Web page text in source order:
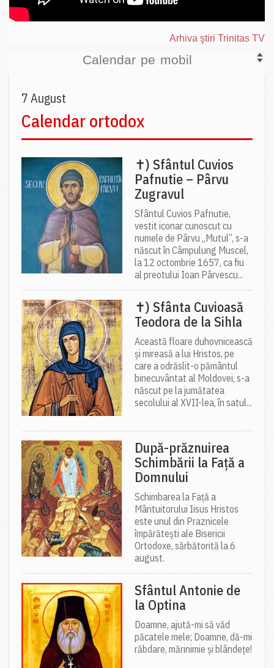
Arhiva ştiri Trinitas TV
Calendar pe mobil
7 August
Calendar ortodox
✝) Sfântul Cuvios
Pafnutie – Pârvu
Zugravul
Sfântul Cuvios Pafnutie,
vestit iconar cunoscut cu
numele de Pârvu „Mutul”, s-a
născut în Câmpulung Muscel,
la 12 octombrie 1657, ca fiu
al preotului Ioan Pârvescu...
✝) Sfânta Cuvioasă
Teodora de la Sihla
Această floare duhovnicească
și mireasă a lui Hristos, pe
care a odrăslit-o pământul
binecuvântat al Moldovei, s-a
născut pe la jumătatea
secolului al XVII-lea, în satul...
După-prăznuirea
Schimbării la Față a
Domnului
Schimbarea la Față a
Mântuitorului Iisus Hristos
este unul din Praznicele
împărătești ale Bisericii
Ortodoxe, sărbătorită la 6
august.
Sfântul Antonie de
la Optina
Doamne, ajută-mi să văd
păcatele mele; Doamne, dă-mi
răbdare, mărinimie şi blândeţe!